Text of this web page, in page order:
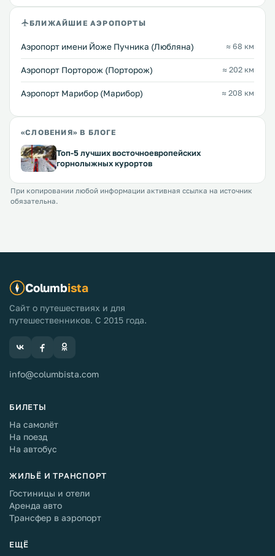
БЛИЖАЙШИЕ АЭРОПОРТЫ
Аэропорт имени Йоже Пучника (Любляна) ≈ 68 км
Аэропорт Порторож (Порторож) ≈ 202 км
Аэропорт Марибор (Марибор) ≈ 208 км
«СЛОВЕНИЯ» В БЛОГЕ
Топ-5 лучших восточноевропейских
горнолыжных курортов
При копировании любой информации активная ссылка на источник
обязательна.
Columbista
Сайт о путешествиях и для
путешественников. С 2015 года.
info@columbista.com
БИЛЕТЫ
На самолёт
На поезд
На автобус
ЖИЛЬЁ И ТРАНСПОРТ
Гостиницы и отели
Аренда авто
Трансфер в аэропорт
ЕЩЁ